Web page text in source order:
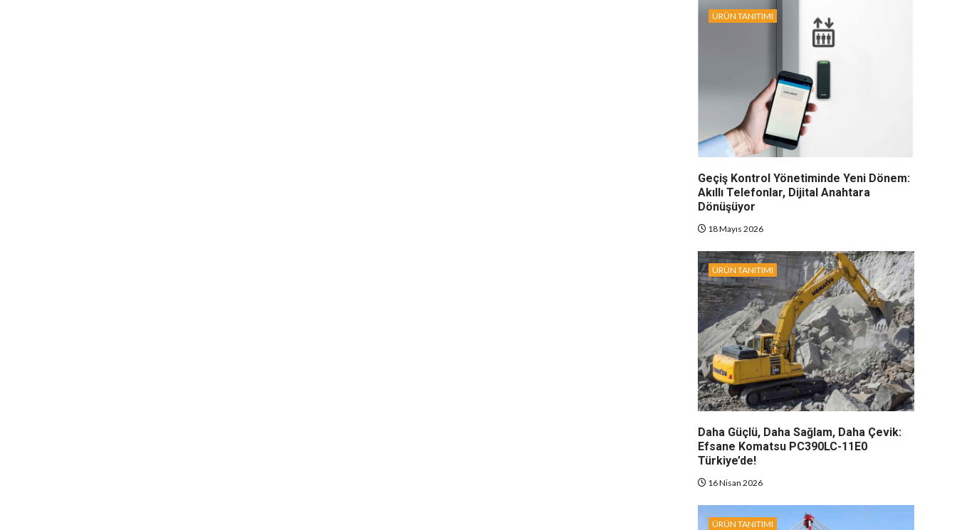
ÜRÜN TANITIMI
Geçiş Kontrol Yönetiminde Yeni Dönem:
Akıllı Telefonlar, Dijital Anahtara
Dönüşüyor
18 Mayıs 2026
ÜRÜN TANITIMI
Daha Güçlü, Daha Sağlam, Daha Çevik:
Efsane Komatsu PC390LC-11E0
Türkiye’de!
16 Nisan 2026
ÜRÜN TANITIMI